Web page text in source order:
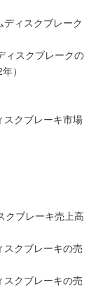
ィスクブレーク
ィスクブレークの
）
スクブレーキ市場
クブレーキ売上高
クブレーキの売
クブレーキの売